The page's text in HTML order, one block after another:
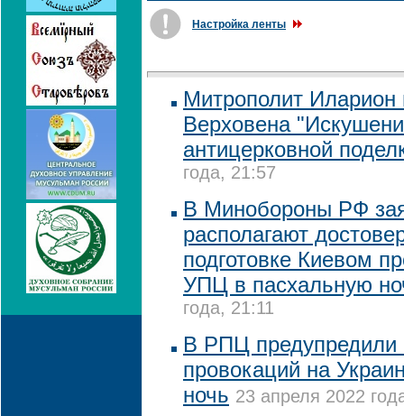
Настройка ленты
Митрополит
Верховена
антицерковной
года, 21:57
В Минобороны РФ
располагают
подготовке Киевом
УПЦ в пасхальную
года, 21:11
В РПЦ предупредили
провокаций на
ночь 23 апреля 2022